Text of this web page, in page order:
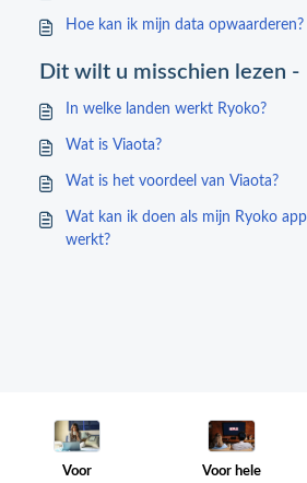
Hoe kan ik mijn data opwaarderen?
Dit wilt u misschien lezen -
In welke landen werkt Ryoko?
Wat is Viaota?
Wat is het voordeel van Viaota?
Wat kan ik doen als mijn Ryoko
werkt?
Voor
Voor hele